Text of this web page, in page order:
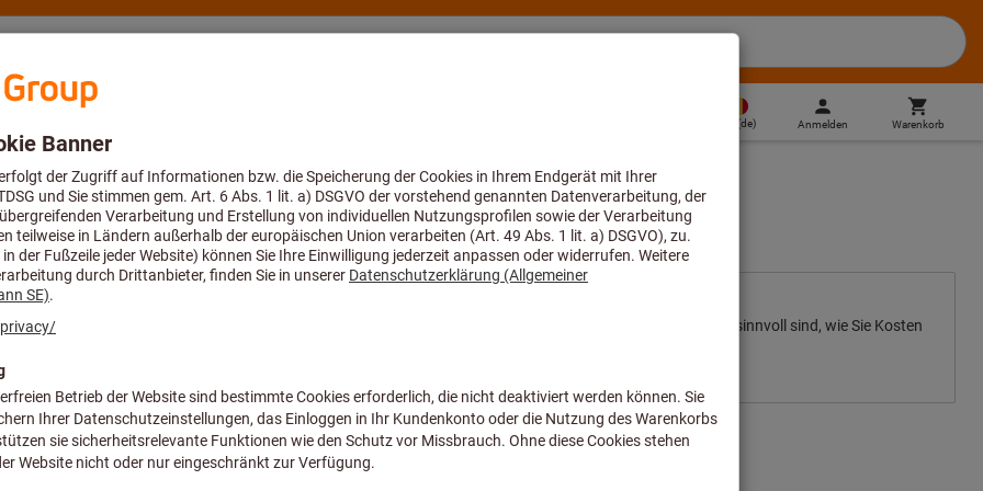
Beratung und Support
(de) Anmelden Warenkorb
Atmung
Ihrer Anwendung nötig sind
Erfahren Sie, welche PSA-Lösungen für Ihre Branche sinnvoll sind, wie Sie Kosten